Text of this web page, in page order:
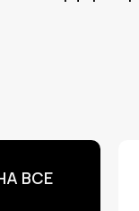
ВСЕ